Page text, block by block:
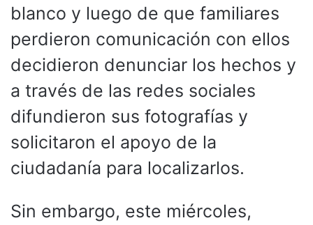
blanco y luego de que familiares
perdieron comunicación con ellos
decidieron denunciar los hechos y
a través de las redes sociales
difundieron sus fotografías y
solicitaron el apoyo de la
ciudadanía para localizarlos.
Sin embargo, este miércoles,